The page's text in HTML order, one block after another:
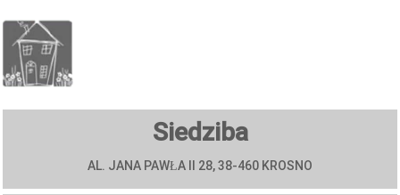
Siedziba
AL. JANA PAWŁA II 28, 38-460 KROSNO